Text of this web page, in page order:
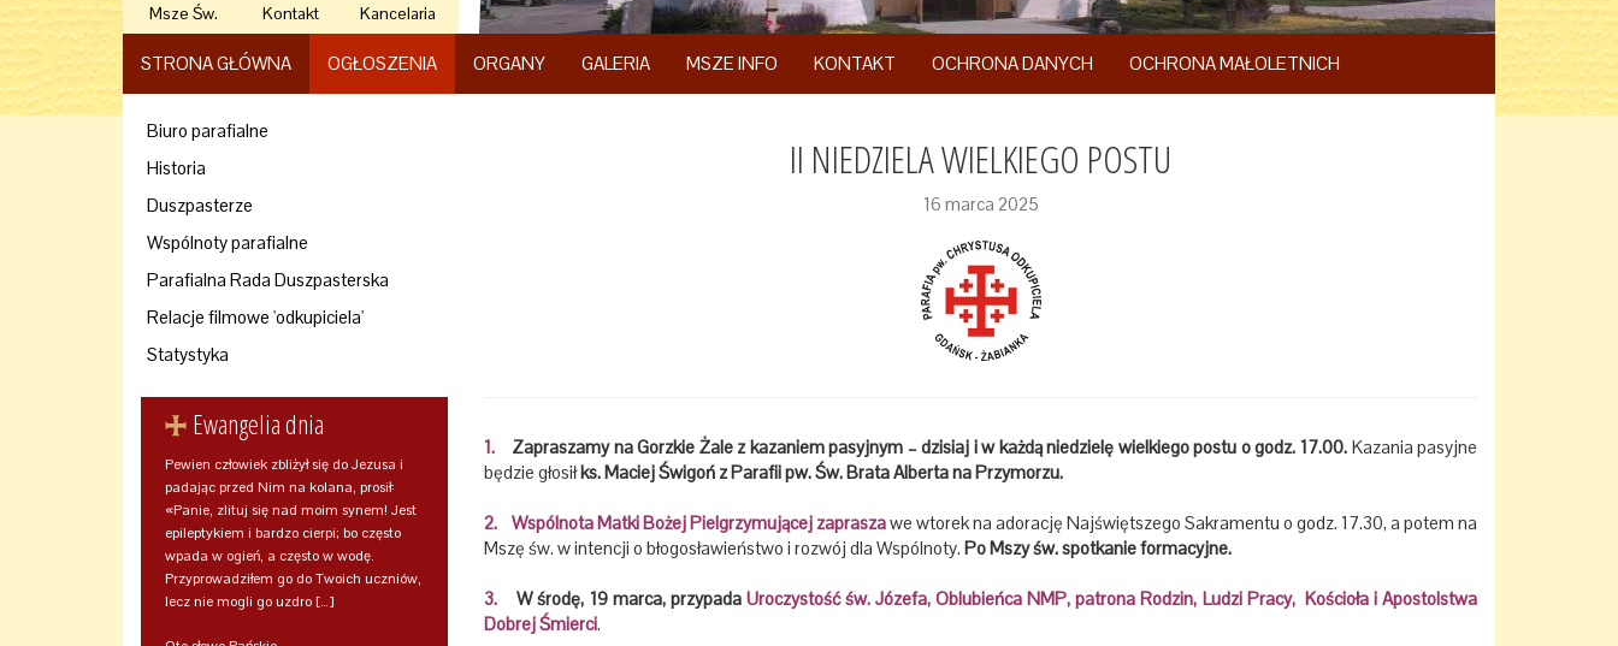
Msze Św. Kontakt Kancelaria
STRONA GŁÓWNA OGŁOSZENIA ORGANY GALERIA MSZE INFO KONTAKT OCHRONA DANYCH OCHRONA MAŁOLETNICH
Biuro parafialne
Historia
Duszpasterze
Wspólnoty parafialne
Parafialna Rada Duszpasterska
Relacje filmowe 'odkupiciela'
Statystyka
Ewangelia dnia
Pewien człowiek zbliżył się do Jezusa i
padając przed Nim na kolana, prosił:
«Panie, zlituj się nad moim synem! Jest
epileptykiem i bardzo cierpi; bo często
wpada w ogień, a często w wodę.
Przyprowadziłem go do Twoich uczniów,
lecz nie mogli go uzdro […]
II NIEDZIELA WIELKIEGO POSTU
16 marca 2025
1. Zapraszamy na Gorzkie Żale z kazaniem pasyjnym – dzisiaj i w każdą niedzielę wielkiego postu o godz. 17.00.Kazania pasyjne
będzie głosiłks. Maciej Świgoń z Parafii pw. Św. Brata Alberta na Przymorzu.
2. Wspólnota Matki Bożej Pielgrzymującej zapraszawe wtorek na adorację Najświętszego Sakramentu o godz. 17.30, a potem na
Mszę św. w intencji o błogosławieństwo i rozwój dla Wspólnoty. Po Mszy św. spotkanie formacyjne.
3. W środę, 19 marca, przypada Uroczystość św. Józefa, Oblubieńca NMP, patrona Rodzin, Ludzi Pracy, Kościoła i Apostolstwa
Dobrej Śmierci.